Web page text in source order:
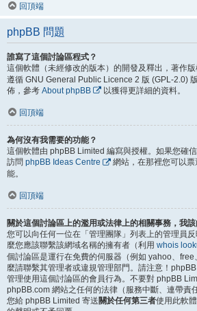
回頂端
phpBB 問題
誰寫了這個討論區程式？
這個軟體（未經修改的版本）的開發及釋出，著作
遵循 GNU General Public Licence 2 版 (GPL-2.0)
佈，參考 About phpBB 以獲得更詳細的資料。
回頂端
為何沒有我需要的功能？
這個軟體由 phpBB Limited 編寫與授權。如果您確
訪問 phpBB Ideas Centre
網站，在那裡您可以
能。
回頂端
關於這個討論區上的濫用或法律上的相關事務，我該
您可以向任何一位在「管理團隊」列表上的管理員
麼您應該聯繫該網域名稱的擁有者（利用 whois
個討論區是運行在免費的伺服器（例如 yahoo、
麼請聯繫其管理者或違規管理部門。請注意！
管理使用這個討論區的會員行為。不要對 phpBB
phpBB.com 網站之任何的法律（服務中斷、連帶責
您給 phpBB Limited 寄送關於任何第三者使用此軟